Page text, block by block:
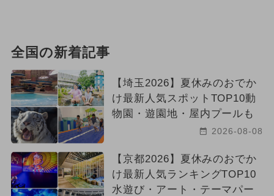
全国の新着記事
【埼玉2026】夏休みのおでか
け最新人気スポットTOP10動
物園・遊園地・屋内プールも
2026-08-08
【京都2026】夏休みのおでか
け最新人気ランキングTOP10
水遊び・アート・テーマパー